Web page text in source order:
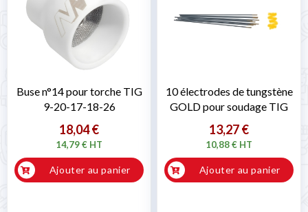
Buse n°14 pour torche TIG
9-20-17-18-26
18,04 €
14,79 € HT
Ajouter au panier
10 électrodes de tungstène
GOLD pour soudage TIG
13,27 €
10,88 € HT
Ajouter au panier